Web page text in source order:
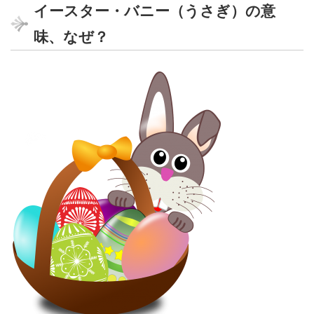
イースター・バニー（うさぎ）の意
味、なぜ？